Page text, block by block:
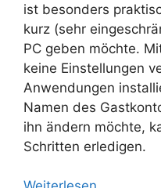
ist besonders
kurz (sehr
PC geben möchte.
keine Einstellungen
Anwendungen
Namen des
ihn ändern möchte,
Schritten erledigen.